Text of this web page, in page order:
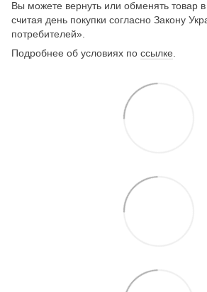
Вы можете вернуть или обменять товар
считая день покупки согласно Закону
потребителей».
Подробнее об условиях по ссылке